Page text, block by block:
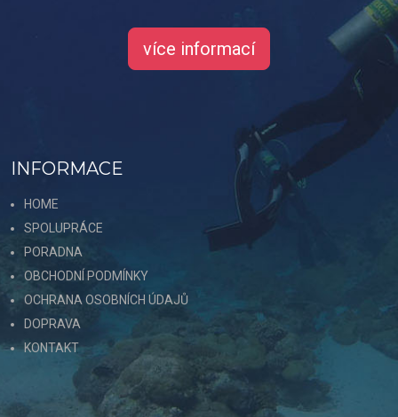
více informací
INFORMACE
HOME
SPOLUPRÁCE
PORADNA
OBCHODNÍ PODMÍNKY
OCHRANA OSOBNÍCH ÚDAJŮ
DOPRAVA
KONTAKT